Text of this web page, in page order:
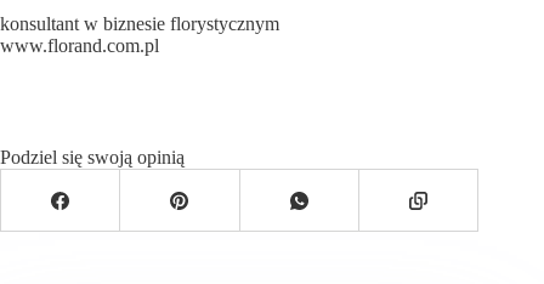
konsultant w biznesie florystycznym
www.florand.com.pl
Podziel się swoją opinią